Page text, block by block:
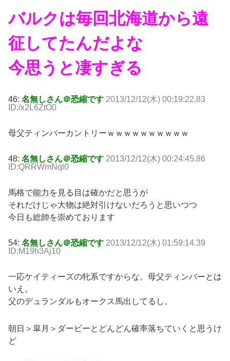
バルクは毎回北海道から遠
征してたんだよな
今思うと凄すぎる
46: 名無しさん＠恐縮です 2013/12/12(木) 00:19:22.83
ID:/x2L6ZtO0
母父ティンバーカントリーｗｗｗｗｗｗｗｗｗｗ
48: 名無しさん＠恐縮です 2013/12/12(木) 00:24:45.86
ID:QRRWmNql0
馬格で能力を見る目は確かだと思うが
それだけじゃ大物は絶対引けないだろうと思いつつ
今日も総帥を崇めております
54: 名無しさん＠恐縮です 2013/12/12(木) 01:59:14.39
ID:M19h3Aj10
一応ケイティーズの牝系ですからな。母父ティンバーとは
いえ。
父のデュランダルもオークス馬出してるし。
朝日＞皐月＞ダービーとどんどん確率落ちていくと思うけ
ど